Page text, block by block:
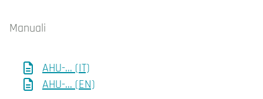
Manuali
AHU-... (IT)
AHU-... (EN)